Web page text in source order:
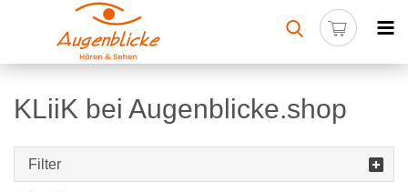
KLiiK bei Augenblicke.shop
Filter